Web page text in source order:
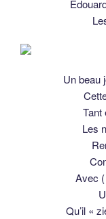
Un beau
Tant
Les
Avec
Qu’il «